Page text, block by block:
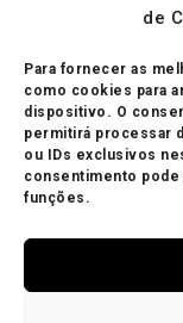
de
Para fornecer as
como cookies para
dispositivo. O
permitirá processar
ou IDs exclusivos
consentimento
funções.